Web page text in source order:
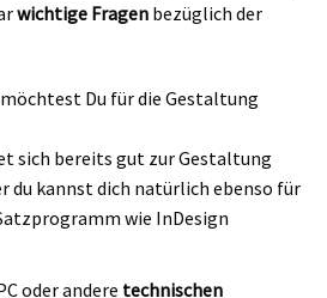
wichtige Fragen bezüglich der
Du für die Gestaltung
sich bereits gut zur Gestaltung
du kannst dich natürlich ebenso für
wie InDesign
oder andere technischen